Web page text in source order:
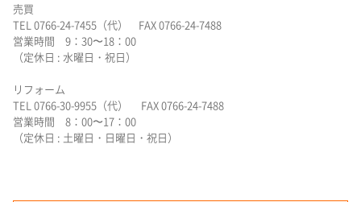
売買
TEL 0766-24-7455（代） FAX 0766-24-7488
営業時間 9：30〜18：00
（定休日 : 水曜日・祝日）
リフォーム
TEL 0766-30-9955（代） FAX 0766-24-7488
営業時間 8：00〜17：00
（定休日 : 土曜日・日曜日・祝日）